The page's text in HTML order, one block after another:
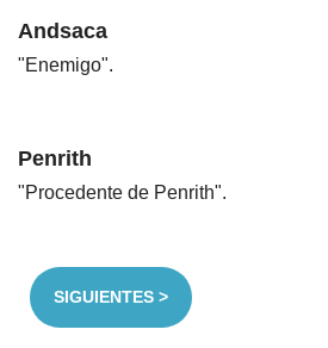
Andsaca
"Enemigo".
Penrith
"Procedente de Penrith".
SIGUIENTES >